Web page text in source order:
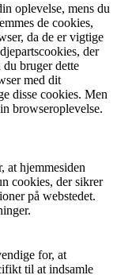
oplevelse, mens du
de cookies,
da de er vigtige
der
bruger dette
med dit
disse cookies. Men
browseroplevelse.
at hjemmesiden
cookies, der sikrer
på webstedet.
for, at
til at indsamle